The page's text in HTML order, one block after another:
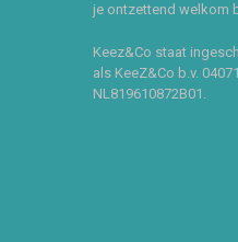
je ontzettend welkom
Keez&Co staat
als KeeZ&Co b.v.
NL819610872B01.